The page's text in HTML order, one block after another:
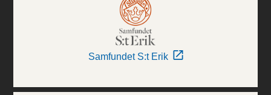
Samfundet S:t Erik